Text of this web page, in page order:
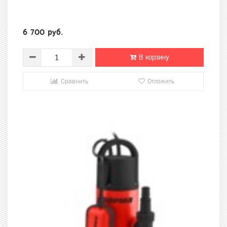
6 700 руб.
В корзину
Сравнить Отложить